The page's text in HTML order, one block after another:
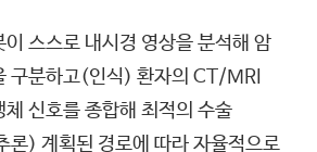
이 스스로 내시경 영상을 분석해 암
구분하고(인식) 환자의 CT/MRI
체 신호를 종합해 최적의 수술
론) 계획된 경로에 따라 자율적으로